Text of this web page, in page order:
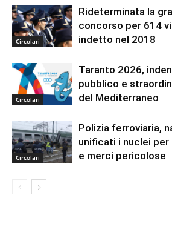
Circolari
Rideterminata la
concorso per 614
indetto nel 2018
Circolari
Taranto 2026,
pubblico e
del Mediterraneo
Circolari
Polizia ferroviaria,
unificati i nuclei
e merci pericolose